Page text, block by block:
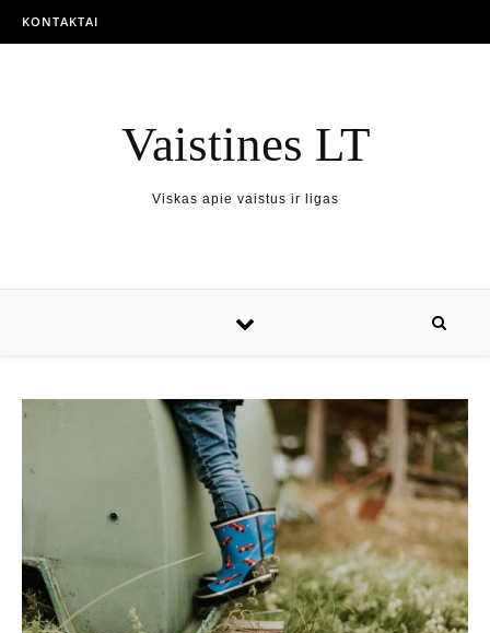
KONTAKTAI
Vaistines LT
Viskas apie vaistus ir ligas